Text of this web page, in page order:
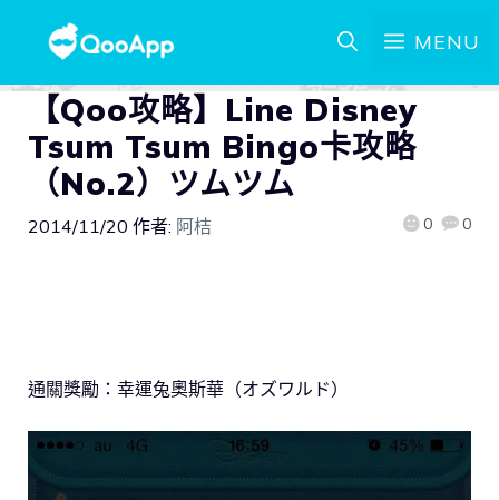
MENU
【Qoo攻略】Line Disney
Tsum Tsum Bingo卡攻略
（No.2）ツムツム
2014/11/20 作者: 阿桔 0 0
通關獎勵：幸運兔奧斯華（オズワルド）